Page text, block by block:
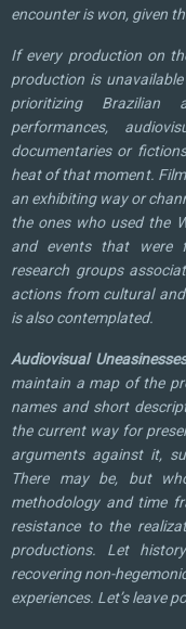
encounter is won, given
If every production on
production is
prioritizing Brazilian
performances,
documentaries or
heat of that moment.
an exhibiting way or
the ones who used the
and events that were
research groups
actions from cultural
is also contemplated.
Audiovisual
maintain a map of the
names and short
the current way for
arguments against it,
There may be, but
methodology and time
resistance to the
productions. Let
recovering non-
experiences. Let’s leave